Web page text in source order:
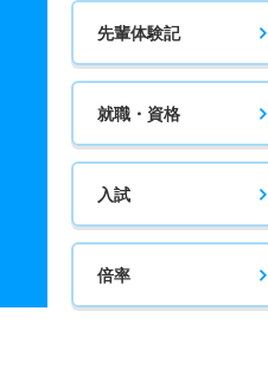
先輩体験記
就職・資格
入試
倍率